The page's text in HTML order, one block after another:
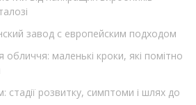
завод с европейским подходом
обличчя: маленькі кроки, які помітно
стадії розвитку, симптоми і шлях до